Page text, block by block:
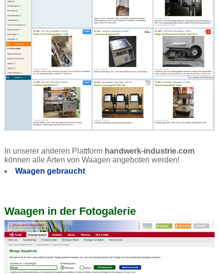
In unserer anderen Plattform handwerk-industrie.com
können alle Arten von Waagen angeboten werden!
Waagen gebraucht
Waagen in der Fotogalerie